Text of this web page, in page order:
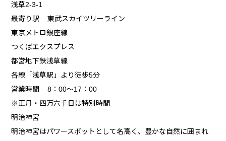
浅草2-3-1
最寄り駅 東武スカイツリーライン
東京メトロ銀座線
つくばエクスプレス
都営地下鉄浅草線
各線「浅草駅」より徒歩5分
営業時間 8：00～17：00
※正月・四万六千日は特別時間
明治神宮
明治神宮はパワースポットとして名高く、豊かな自然に囲まれ